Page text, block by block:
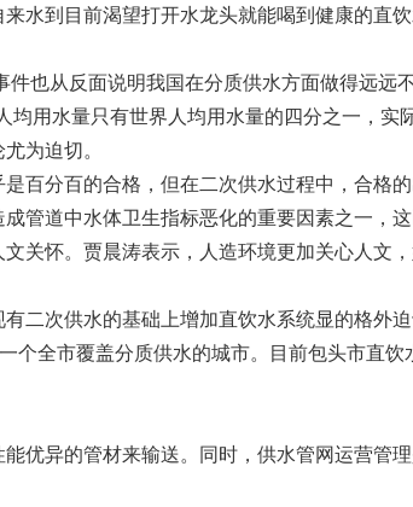
水到目前渴望打开水龙头就能喝到健康的直
也从反面说明我国在分质供水方面做得远远不
用水量只有世界人均用水量的四分之一，实
为迫切。
百分百的合格，但在二次供水过程中，合格
道中水体卫生指标恶化的重要因素之一，这
关怀。贾晨涛表示，人造环境更加关心人文
二次供水的基础上增加直饮水系统显的格外
个全市覆盖分质供水的城市。目前包头市直
异的管材来输送。同时，供水管网运营管